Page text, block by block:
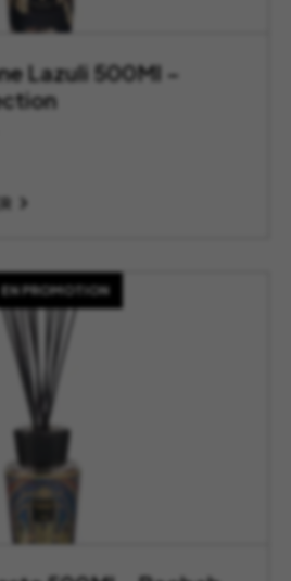
Lazuli 500Ml –
EN PROMOTION